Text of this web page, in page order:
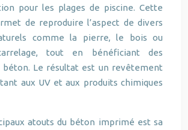
pour les plages de piscine. Cette
de reproduire l’aspect de divers
comme la pierre, le bois ou
tout en bénéficiant des
béton. Le résultat est un revêtement
aux UV et aux produits chimiques
atouts du béton imprimé est sa